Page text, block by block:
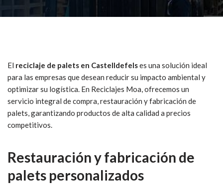
El reciclaje de palets en Castelldefelses una solución ideal
para las empresas que desean reducir su impacto ambiental y
optimizar su logística. En Reciclajes Moa, ofrecemos un
servicio integral de compra, restauración y fabricación de
palets, garantizando productos de alta calidad a precios
competitivos.
Restauración y fabricación de
palets personalizados